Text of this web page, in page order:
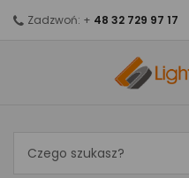
Zadzwoń: + 48 32 729 97 17